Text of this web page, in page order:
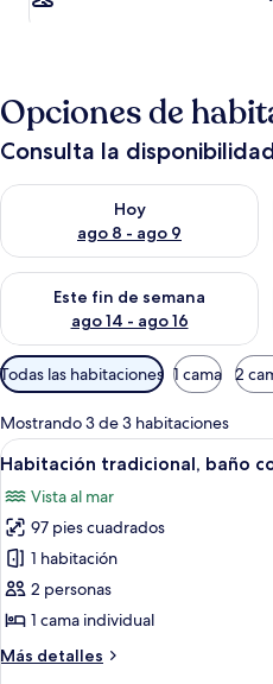
Opciones de
Consulta la
Hoy
ago 8 - ago 9
Consulta la disponibilidad para
Este fin de semana
ago 14 - ago 16
Consulta la disponibilidad para
Filtros
disponibles
para
las
habitaciones
Todas las habitaciones 1 cama 2
Mostrando 3 de 3 habitaciones
Abrir
todas
las
fotos
de
Habitación
tradicional,
compartido,
13
Habitación tradicional, baño
Vista al mar
97 pies cuadrados
1 habitación
2 personas
1 cama individual
Más detalles
Más